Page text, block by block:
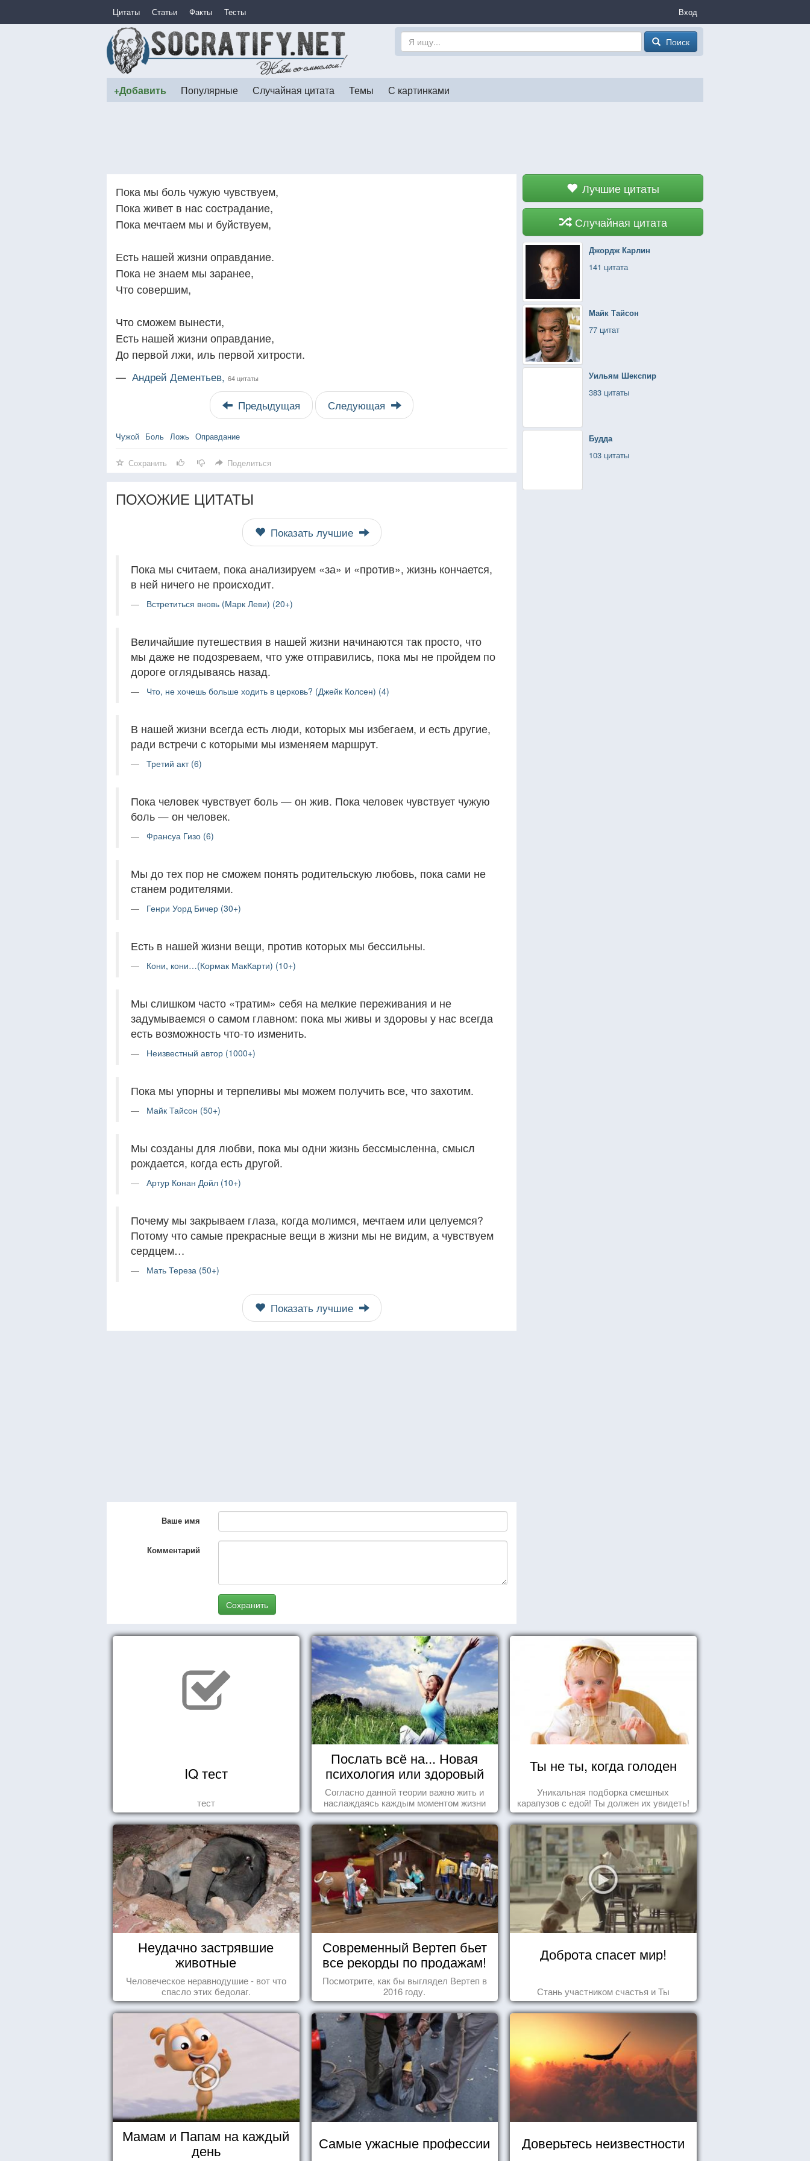
Цитаты Статьи Факты Тесты Вход
Поиск
+Добавить Популярные Случайная цитата Темы С картинками
Лучшие цитаты
Случайная цитата
Джордж Карлин
141 цитата
Майк Тайсон
77 цитат
Уильям Шекспир
383 цитаты
Будда
103 цитаты
Пока мы боль чужую чувствуем,
Пока живет в нас сострадание,
Пока мечтаем мы и буйствуем,
Есть нашей жизни оправдание.
Пока не знаем мы заранее,
Что совершим,
Что сможем вынести,
Есть нашей жизни оправдание,
До первой лжи, иль первой хитрости.
— Андрей Дементьев, 64 цитаты
Предыдущая Следующая
Чужой Боль Ложь Оправдание
Сохранить Поделиться
ПОХОЖИЕ ЦИТАТЫ
Показать лучшие
Пока мы считаем, пока анализируем «за» и «против», жизнь кончается,
в ней ничего не происходит.
Встретиться вновь (Марк Леви) (20+)
Величайшие путешествия в нашей жизни начинаются так просто, что
мы даже не подозреваем, что уже отправились, пока мы не пройдем по
дороге оглядываясь назад.
Что, не хочешь больше ходить в церковь? (Джейк Колсен) (4)
В нашей жизни всегда есть люди, которых мы избегаем, и есть другие,
ради встречи с которыми мы изменяем маршрут.
Третий акт (6)
Пока человек чувствует боль — он жив. Пока человек чувствует чужую
боль — он человек.
Франсуа Гизо (6)
Мы до тех пор не сможем понять родительскую любовь, пока сами не
станем родителями.
Генри Уорд Бичер (30+)
Есть в нашей жизни вещи, против которых мы бессильны.
Кони, кони…(Кормак МакКарти) (10+)
Мы слишком часто «тратим» себя на мелкие переживания и не
задумываемся о самом главном: пока мы живы и здоровы у нас всегда
есть возможность что-то изменить.
Неизвестный автор (1000+)
Пока мы упорны и терпеливы мы можем получить все, что захотим.
Майк Тайсон (50+)
Мы созданы для любви, пока мы одни жизнь бессмысленна, смысл
рождается, когда есть другой.
Артур Конан Дойл (10+)
Почему мы закрываем глаза, когда молимся, мечтаем или целуемся?
Потому что самые прекрасные вещи в жизни мы не видим, а чувствуем
сердцем…
Мать Тереза (50+)
Показать лучшие
Ваше имя
Комментарий
Сохранить
IQ тест
тест
Послать всё на... Новая
психология или здоровый
пофигизм.
Согласно данной теории важно жить и
наслаждаясь каждым моментом жизни
осознанно и с удовольствием. Как это,
попробуем разобраться на реальных
примерах.
Ты не ты, когда голоден
Уникальная подборка смешных
карапузов с едой! Ты должен их увидеть!
Неудачно застрявшие
животные
Человеческое неравнодушие - вот что
спасло этих бедолаг.
Современный Вертеп бьет
все рекорды по продажам!
Посмотрите, как бы выглядел Вертеп в
2016 году.
Доброта спасет мир!
Стань участником счастья и Ты
Мамам и Папам на каждый
день
Самые ужасные профессии Доверьтесь неизвестности